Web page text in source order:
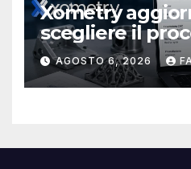
Xometry
scegliere il
produttivo più
AGOSTO 6, 2026